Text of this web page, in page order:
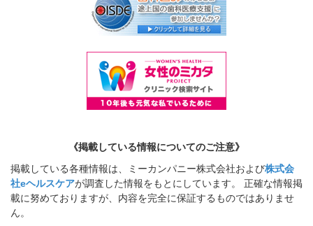
《掲載している情報についてのご注意》
掲載している各種情報は、ミーカンパニー株式会社および株式会
社eヘルスケアが調査した情報をもとにしています。 正確な情報掲
載に努めておりますが、内容を完全に保証するものではありませ
ん。